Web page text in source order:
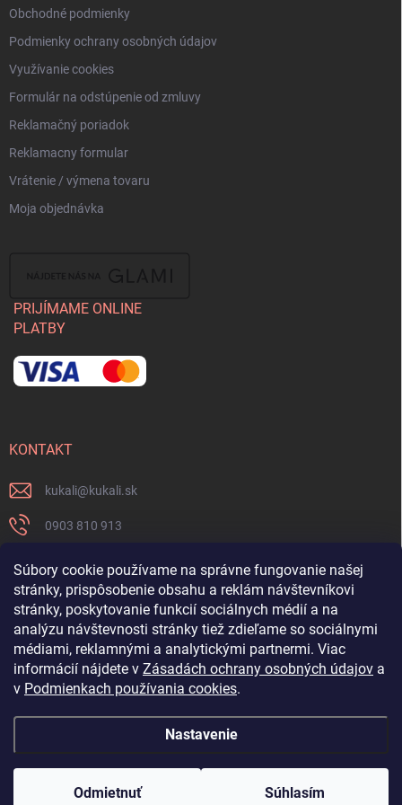
Súbory cookie používame na správne fungovanie našej
stránky, prispôsobenie obsahu a reklám návštevníkovi
stránky, poskytovanie funkcií sociálnych médií a na
analýzu návštevnosti stránky tiež zdieľame so sociálnymi
médiami, reklamnými a analytickými partnermi. Viac
informácií nájdete v Zásadách ochrany osobných údajov a
v Podmienkach používania cookies.
Nastavenie
Odmietnuť Súhlasím
Obchodné podmienky
Podmienky ochrany osobných údajov
Využívanie cookies
Formulár na odstúpenie od zmluvy
Reklamačný poriadok
Reklamacny formular
Vrátenie / výmena tovaru
Moja objednávka
PRIJÍMAME ONLINE
PLATBY
KONTAKT
kukali@kukali.sk
0903 810 913
Nenechajte si ujsť novinky a sledujte nás na FB
kukalishop
Copyright 2026www.kukali.sk. Všetky práva vyhradené.Upraviť nastavenie